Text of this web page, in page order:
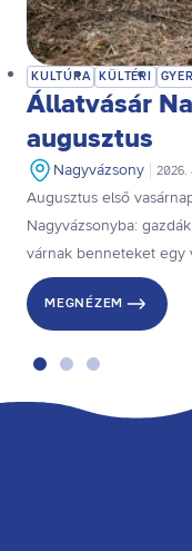
KULTÚRA KÜLTÉRI
Állatvásár
augusztus
Nagyvázsony 2026.
Augusztus első
Nagyvázsonyba:
várnak benneteket egy
Központban. Ha
hangulatot és a
érdemes felírni a
MEGNÉZEM